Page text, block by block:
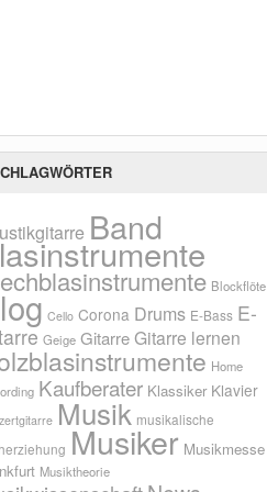
Band
Blockflöte
Cello Corona Drums E-Bass E-
Geige Gitarre Gitarre lernen
Home
Kaufberater Klassiker Klavier
Musik musikalische
Musiker Musikmesse
Musiktheorie